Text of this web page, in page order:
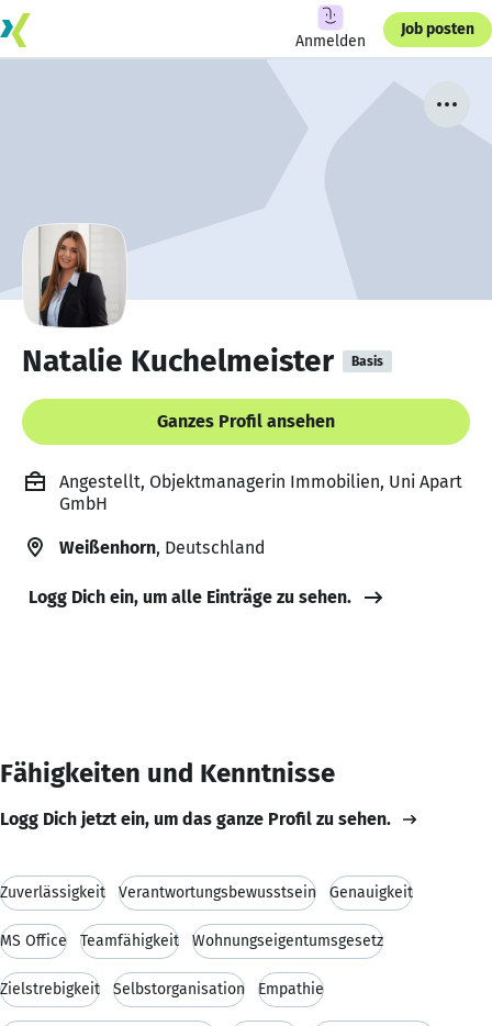
Anmelden
Job posten
Natalie Kuchelmeister Basis
Ganzes Profil ansehen
Angestellt, Objektmanagerin Immobilien, Uni Apart
GmbH
Weißenhorn, Deutschland
Logg Dich ein, um alle Einträge zu sehen.
Fähigkeiten und Kenntnisse
Logg Dich jetzt ein, um das ganze Profil zu sehen.
Zuverlässigkeit Verantwortungsbewusstsein Genauigkeit
MS Office Teamfähigkeit Wohnungseigentumsgesetz
Zielstrebigkeit Selbstorganisation Empathie